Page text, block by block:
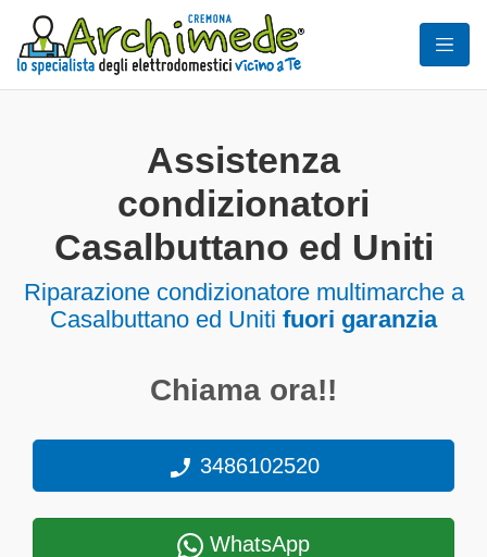
Assistenza
condizionatori
Casalbuttano ed Uniti
Riparazione condizionatore multimarche a
Casalbuttano ed Uniti fuori garanzia
Chiama ora!!
3486102520
WhatsApp